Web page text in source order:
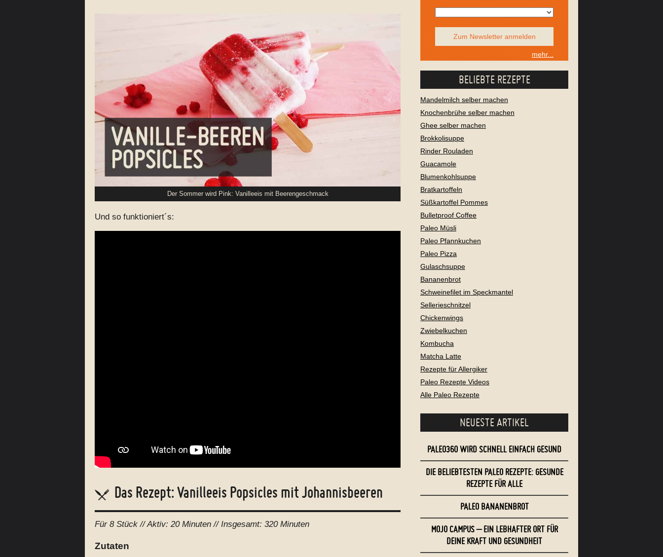
Der Sommer wird Pink: Vanilleeis mit Beerengeschmack
Und so funktioniert´s:
Das Rezept: Vanilleeis Popsicles mit Johannisbeeren
Für 8 Stück // Aktiv: 20 Minuten //Insgesamt: 320 Minuten
Zutaten
Zum Newsletter anmelden
mehr...
BELIEBTE REZEPTE
Mandelmilch selber machen
Knochenbrühe selber machen
Ghee selber machen
Brokkolisuppe
Rinder Rouladen
Guacamole
Blumenkohlsuppe
Bratkartoffeln
Süßkartoffel Pommes
Bulletproof Coffee
Paleo Müsli
Paleo Pfannkuchen
Paleo Pizza
Gulaschsuppe
Bananenbrot
Schweinefilet im Speckmantel
Sellerieschnitzel
Chickenwings
Zwiebelkuchen
Kombucha
Matcha Latte
Rezepte für Allergiker
Paleo Rezepte Videos
Alle Paleo Rezepte
NEUESTE ARTIKEL
PALEO360 WIRD SCHNELL EINFACH GESUND
DIE BELIEBTESTEN PALEO REZEPTE: GESUNDE
REZEPTE FÜR ALLE
PALEO BANANENBROT
MOJO CAMPUS – EIN LEBHAFTER ORT FÜR
DEINE KRAFT UND GESUNDHEIT